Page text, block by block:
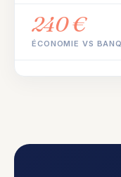
240 €
ÉCONOMIE VS